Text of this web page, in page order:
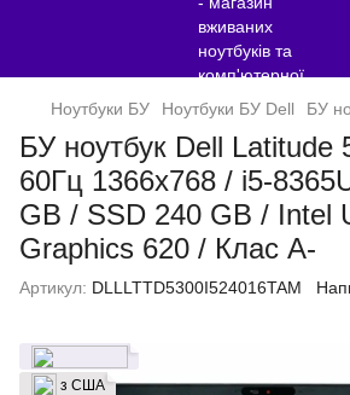
Ноутбуки БУ Ноутбуки БУ Dell БУ
БУ ноутбук Dell Latitude
60Гц 1366x768 / i5-
GB / SSD 240 GB / Intel
Graphics 620 / Клас A-
Артикул: DLLLTTD5300I524016TAM
з США